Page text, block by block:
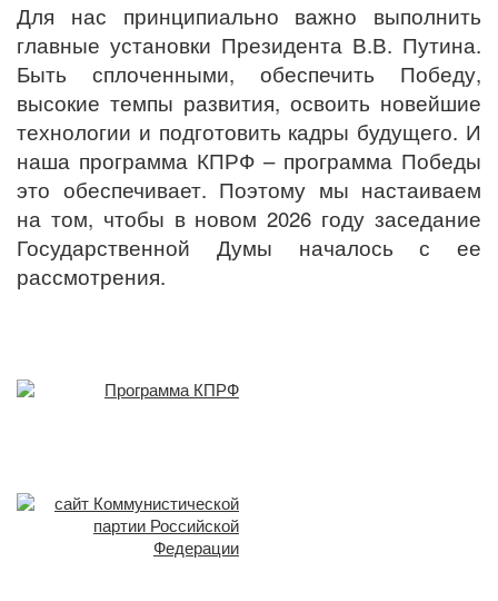
Для нас принципиально важно выполнить
главные установки Президента В.В. Путина.
Быть сплоченными, обеспечить Победу,
высокие темпы развития, освоить новейшие
технологии и подготовить кадры будущего. И
наша программа КПРФ – программа Победы
это обеспечивает. Поэтому мы настаиваем
на том, чтобы в новом 2026 году заседание
Государственной Думы началось с ее
рассмотрения.